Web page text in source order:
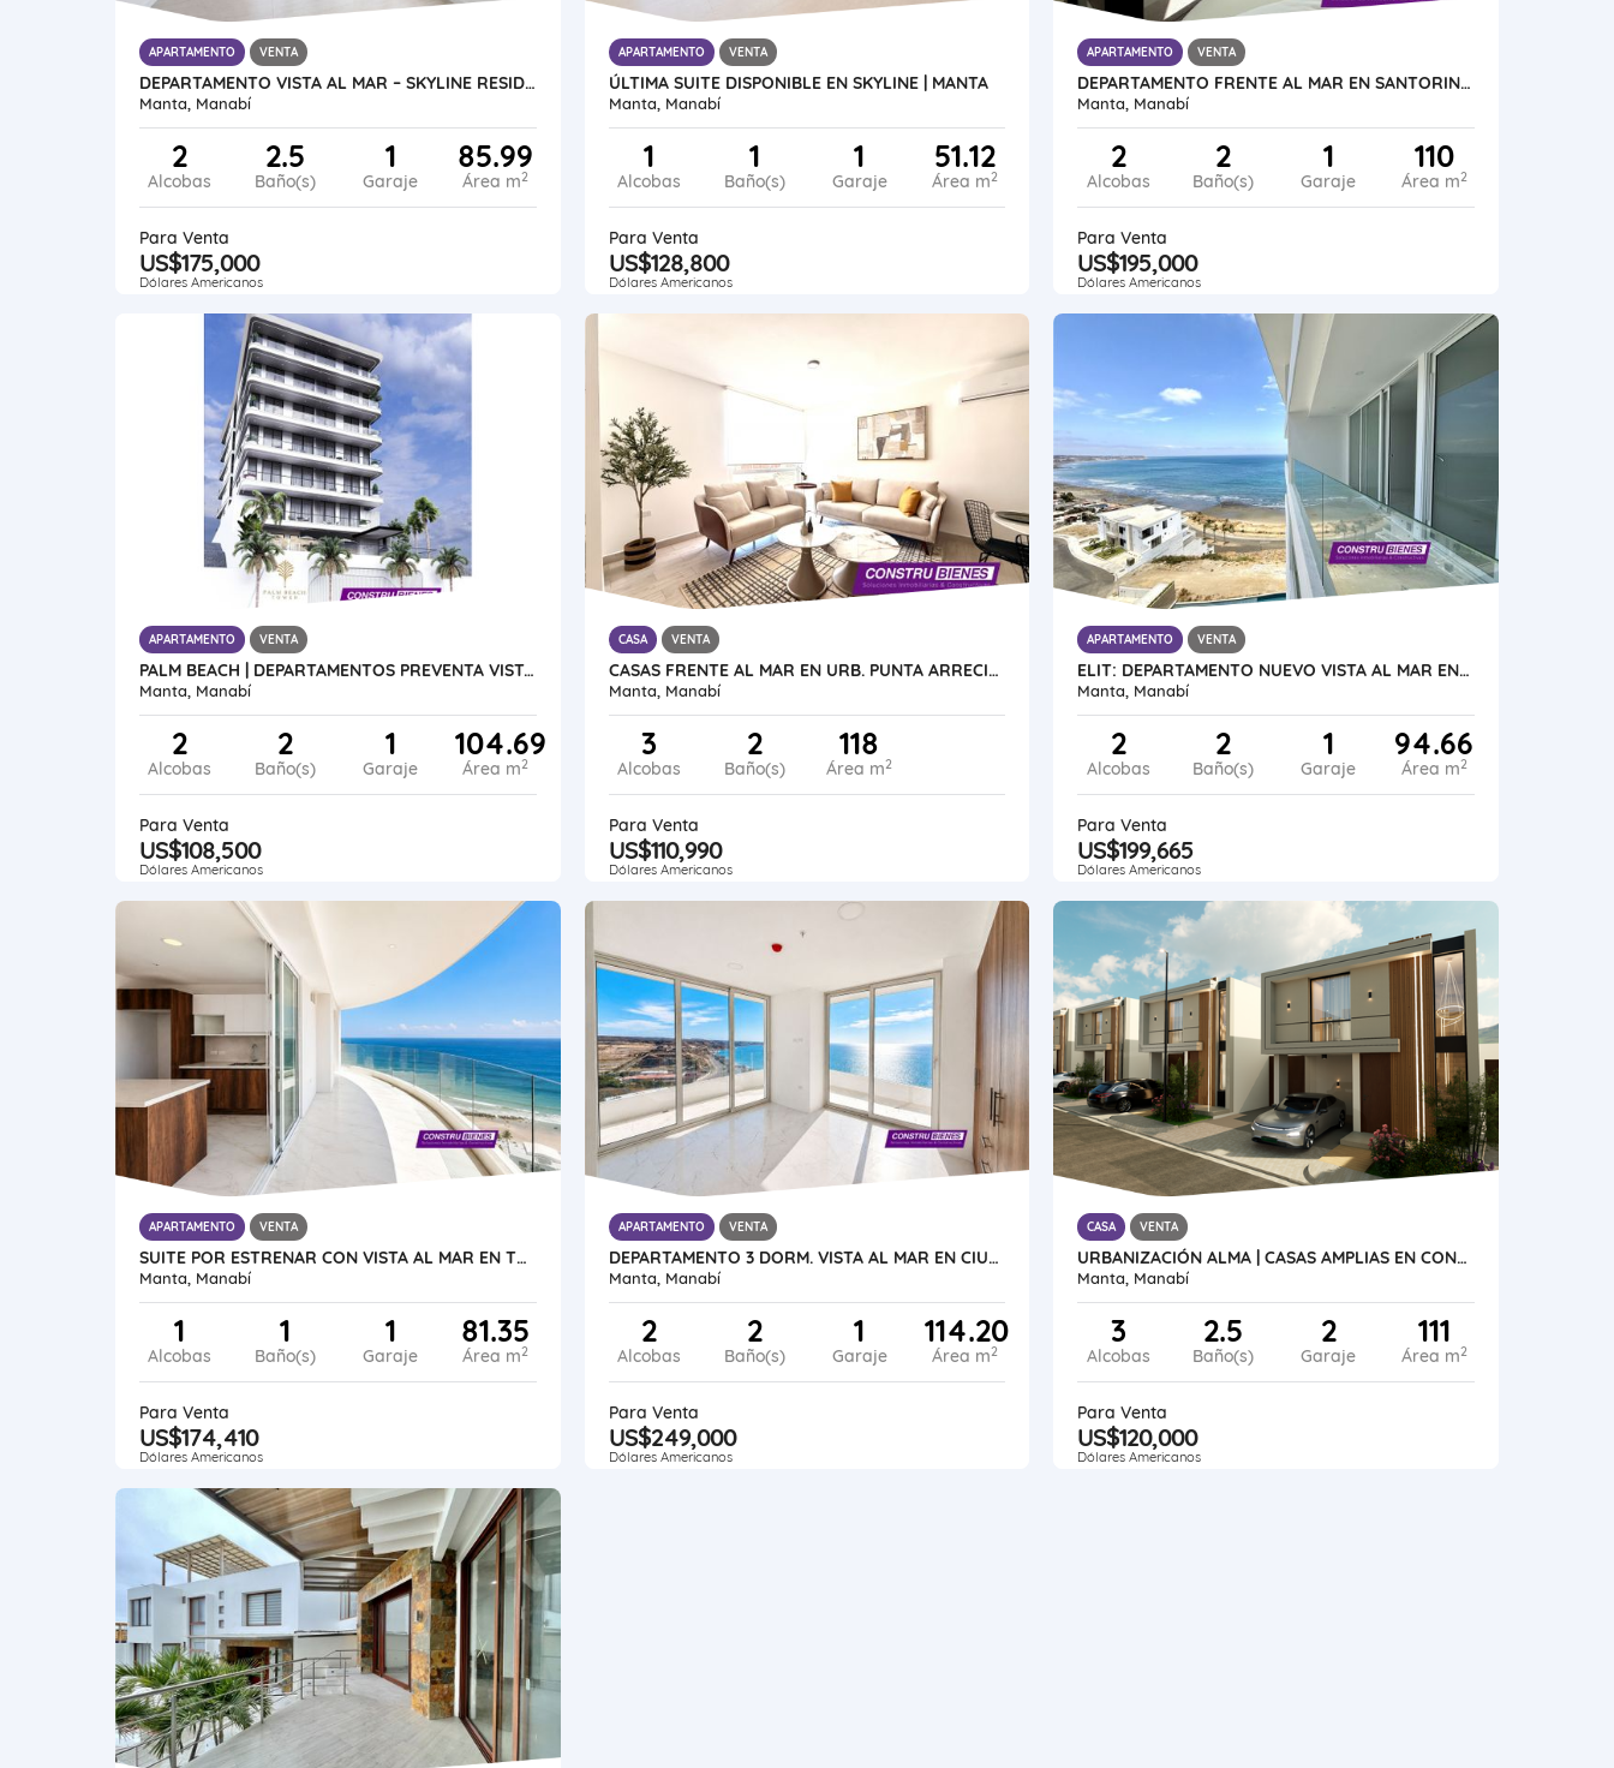
APARTAMENTO VENTA
DEPARTAMENTO VISTA AL MAR – SKYLINE RESIDENCES | BARBASQUILLO, MANTA
Manta, Manabí
2
Alcobas
2.5
Baño(s)
1
Garaje
85.99
Área m2
Para Venta
US$175,000
Dólares Americanos
APARTAMENTO VENTA
ÚLTIMA SUITE DISPONIBLE EN SKYLINE | MANTA
Manta, Manabí
1
Alcobas
1
Baño(s)
1
Garaje
51.12
Área m2
Para Venta
US$128,800
Dólares Americanos
APARTAMENTO VENTA
DEPARTAMENTO FRENTE AL MAR EN SANTORINI, CERCA HOTEL ORO VERDE, MANTA
Manta, Manabí
2
Alcobas
2
Baño(s)
1
Garaje
110
Área m2
Para Venta
US$195,000
Dólares Americanos
APARTAMENTO VENTA
PALM BEACH | DEPARTAMENTOS PREVENTA VISTA AL MAR BARBASQUILLO MANTA
Manta, Manabí
2
Alcobas
2
Baño(s)
1
Garaje
104.69
Área m2
Para Venta
US$108,500
Dólares Americanos
CASA VENTA
CASAS FRENTE AL MAR EN URB. PUNTA ARRECIFE - MANTA JARAMIJO
Manta, Manabí
3
Alcobas
2
Baño(s)
118
Área m2
Para Venta
US$110,990
Dólares Americanos
APARTAMENTO VENTA
ELIT: DEPARTAMENTO NUEVO VISTA AL MAR EN URBANIZACIÓN CIUDAD DEL MAR
Manta, Manabí
2
Alcobas
2
Baño(s)
1
Garaje
94.66
Área m2
Para Venta
US$199,665
Dólares Americanos
APARTAMENTO VENTA
SUITE POR ESTRENAR CON VISTA AL MAR EN TORRES ELIT, CIUDAD DEL MAR
Manta, Manabí
1
Alcobas
1
Baño(s)
1
Garaje
81.35
Área m2
Para Venta
US$174,410
Dólares Americanos
APARTAMENTO VENTA
DEPARTAMENTO 3 DORM. VISTA AL MAR EN CIUDAD DEL MAR, MANTA
Manta, Manabí
2
Alcobas
2
Baño(s)
1
Garaje
114.20
Área m2
Para Venta
US$249,000
Dólares Americanos
CASA VENTA
URBANIZACIÓN ALMA | CASAS AMPLIAS EN CONSTRUCCIÓN AL SUR DE MANTA
Manta, Manabí
3
Alcobas
2.5
Baño(s)
2
Garaje
111
Área m2
Para Venta
US$120,000
Dólares Americanos